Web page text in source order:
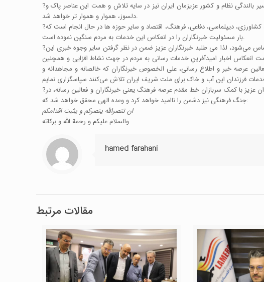
?بی شک تلاش خبرنگاران و کارکنان عرصه خبر در شکل دهی و انسجام و باروری درخت انقلاب نقشی بی بدیل و بی همتا بوده است. ادامه مسیر بالندگی نظام و کشور عزیزمان ایران نیز در سایه تلاش و همت این عناصر پاک و
دلسوز، هموار و هموار تر خواهد شد.
?کشور سربلند ایران امروز در موقعیت بسیار حساس و سرنوشت سازی قرار گرفته و کارهای بزرگ و عظیمی در حوزه های مختلف صنعت، معدن، کشاورزی، دیپلماسی، دفاعی، فرهنگ، اقتصاد و سایر حوزه ها در حال انجام است که
بار مسئولیت خبرنگاران را در انعکاس این خدمات به مردم سنگین نموده است.
?دقت و سرعت عمل در اطلاع رسانی دو وجه موفقیت در جنگ روانی دشمن است که امروزه بیش از پیش تاثیر آن بر فضای رسانه‌ای کشور احساس می‌شود، لذا می طلبد خبرنگاران عزیز ضمن در نظر گرفتن سایر وجوه خبری این
انعکاس اخبار امیدآفرینِ خدمات رسانی به مردم در جهت نشاط افزایی و همچنین
عرصه خبر و اطلاع رسانی، علی الخصوص خبرنگاران که خالصانه و مجاهدانه و
?همچنین در مقابل عظمت و بزرگی شهدای خبرنگار و بویژه خبرنگار شهید حاج محمود صارمی سر تعظیم فرود می آورم و یقین قلبی دارم که ایران عزیز با کمک سربازان خط مقدم عرصه فرهنگ یعنی خبرنگاران و فعالین رسانه، در
جنگ فرهنگی نیز دشمن را ناامید خواهد کرد و وعده الهی محقق خواهد شد که:
ان تنصرالله ینصرکم و یثبت اقدامکم
والسلام علیکم و رحمة الله و برکاته
hamed farahani
مقالات مرتبط